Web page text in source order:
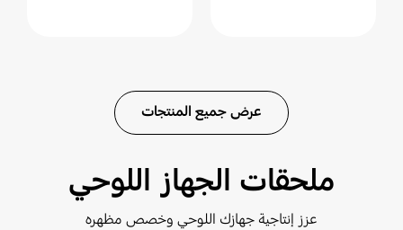
عرض جميع المنتجات
ملحقات الجهاز اللوحي
عزز إنتاجية جهازك اللوحي وخصص مظهره